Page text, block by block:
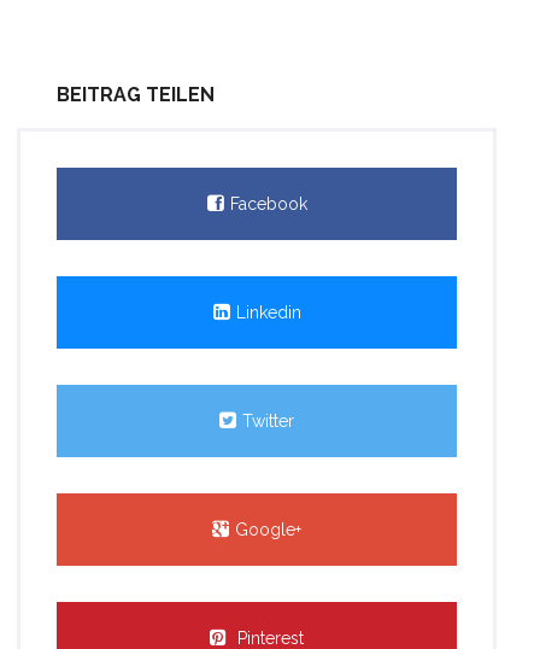
BEITRAG TEILEN
Facebook
Linkedin
Twitter
Google+
Pinterest